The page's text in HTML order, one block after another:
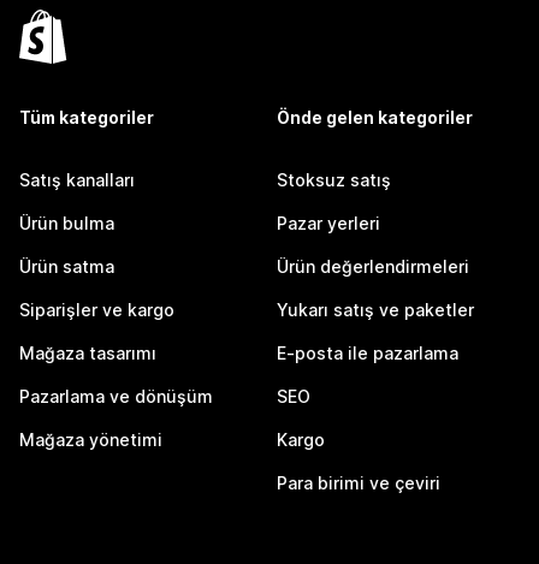
Tüm kategoriler
Satış kanalları
Ürün bulma
Ürün satma
Siparişler ve kargo
Mağaza tasarımı
Pazarlama ve dönüşüm
Mağaza yönetimi
Önde gelen kategoriler
Stoksuz satış
Pazar yerleri
Ürün değerlendirmeleri
Yukarı satış ve paketler
E-posta ile pazarlama
SEO
Kargo
Para birimi ve çeviri